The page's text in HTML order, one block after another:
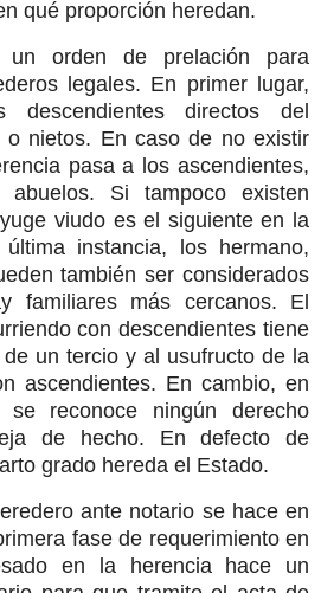
qué proporción heredan.
orden de prelación para
legales. En primer lugar,
descendientes directos del
o nietos. En caso de no existir
pasa a los ascendientes,
Si tampoco existen
viudo es el siguiente en la
instancia, los hermano,
también ser considerados
familiares más cercanos. El
con descendientes tiene
un tercio y al usufructo de la
ascendientes. En cambio, en
reconoce ningún derecho
de hecho. En defecto de
grado hereda el Estado.
ante notario se hace en
fase de requerimiento en
en la herencia hace un